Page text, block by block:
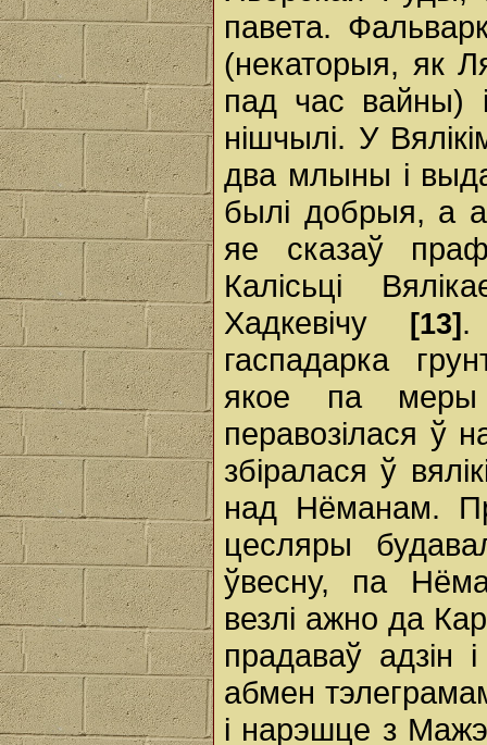
павета.
(некаторыя, як
пад час вайны)
нішчылі. У
два млыны і
былі добрыя, а
яе сказаў
Калісьці
Хадкевічу
[13] .
гаспадарка
якое па меры
перавозілася ў
збіралася ў
над Нёманам.
цесляры
ўвесну, па
везлі ажно да
прадаваў адзін
абмен
і нарэшце з